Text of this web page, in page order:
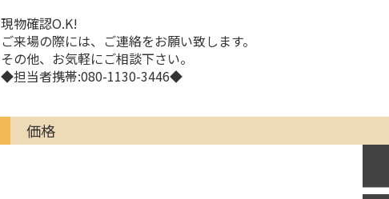
現物確認O.K!
ご来場の際には、ご連絡をお願い致します。
その他、お気軽にご相談下さい。
◆担当者携帯:080-1130-3446◆
価格